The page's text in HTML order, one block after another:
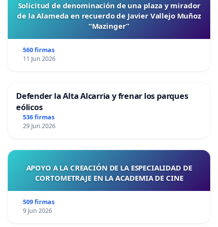
Solicitud de denominación de una plaza y mirador
de la Alameda en recuerdo de Javier Vallejo Muñoz
“Mazinger”
560 firmas
11 Jun 2026
Defender la Alta Alcarria y frenar los parques
eólicos
536 firmas
29 Jun 2026
APOYO A LA CREACIÓN DE LA ESPECIALIDAD DE
CORTOMETRAJE EN LA ACADEMIA DE CINE
509 firmas
9 Jun 2026